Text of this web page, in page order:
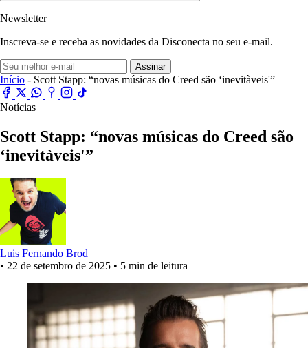
Newsletter
Inscreva-se e receba as novidades da Disconecta no seu e-mail.
Assinar
Início - Scott Stapp: “novas músicas do Creed são ‘inevitàveis'”
Notícias
Scott Stapp: “novas músicas do Creed são
‘inevitàveis'”
Luis Fernando Brod
• 22 de setembro de 2025 • 5 min de leitura